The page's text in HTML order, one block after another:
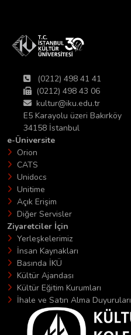
(0212) 498 41 41
(0212) 498 43 06
kultur@iku.edu.tr
E5 Karayolu üzeri Bakırköy
34158 İstanbul
e-Üniversite
Orion
CATS
Unidocs
Unitime
Açık Erişim
Diğer Servisler
Ziyaretciler İçin
Yerleşkelerimiz
İnsan Kaynakları
Basında İKÜ
Kültür Ajandası
Kültür Eğitim Kurumları
İhale ve Satın Alma Duyuruları